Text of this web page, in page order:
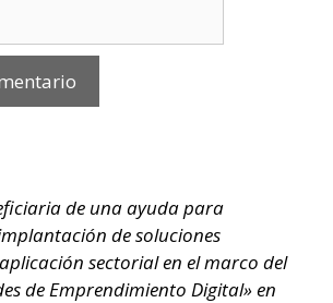
de una ayuda para
de soluciones
sectorial en el marco del
de Emprendimiento Digital» en